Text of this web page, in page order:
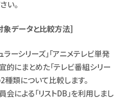
い。
象データと比較方法]
ーシリーズ」「アニメテレビ単発
宜的にまとめた「テレビ番組シリー
2種類について比較します。
による「リストDB」を利用しまし